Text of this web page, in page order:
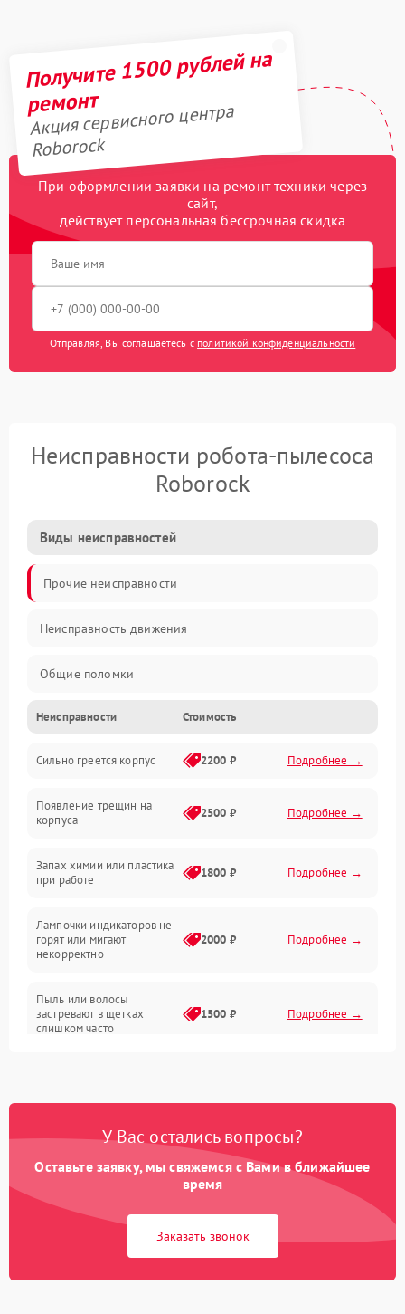
Получите 1500 рублей на
ремонт
Акция сервисного центра
Roborock
При оформлении заявки на ремонт техники через
сайт,
действует персональная бессрочная скидка
Отправляя, Вы соглашаетесь с политикой конфиденциальности
Неисправности робота-пылесоса
Roborock
Виды неисправностей
Прочие неисправности
Неисправность движения
Общие поломки
Неисправность датчиков
Неисправность программного обеспечения
Проблемы с сигналом
Батарея
Программные сбои
Неисправности Стоимость
Сильно греется корпус 2200 ₽ Подробнее →
Появление трещин на
корпуса
2500 ₽ Подробнее →
Запах химии или пластика
при работе
1800 ₽ Подробнее →
Лампочки индикаторов не
горят или мигают
некорректно
2000 ₽ Подробнее →
Пыль или волосы
застревают в щетках
слишком часто
1500 ₽ Подробнее →
У Вас остались вопросы?
Оставьте заявку, мы свяжемся с Вами в ближайшее
время
Заказать звонок